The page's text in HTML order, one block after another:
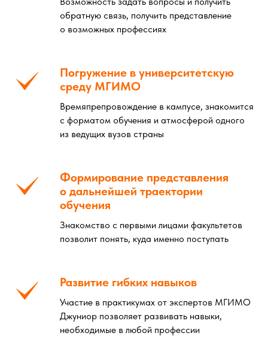
обратную связь, получить представление
о возможных профессиях
Погружение в университетскую
среду МГИМО
Времяпрепровождение в кампусе, знакомится
с форматом обучения и атмосферой одного
из ведущих вузов страны
Формирование представления
о дальнейшей траектории
обучения
Знакомство с первыми лицами факультетов
позволит понять, куда именно поступать
Развитие гибких навыков
Участие в практикумах от экспертов МГИМО
Джуниор позволяет развивать навыки,
необходимые в любой профессии